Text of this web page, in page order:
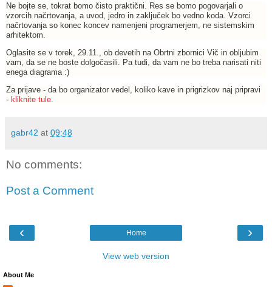
Ne bojte se, tokrat bomo čisto praktični. Res se bomo pogovarjali o
vzorcih načrtovanja, a uvod, jedro in zaključek bo vedno koda. Vzorci
načrtovanja so konec koncev namenjeni programerjem, ne sistemskim
arhitektom.
Oglasite se v torek, 29.11., ob devetih na Obrtni zbornici Vič in obljubim
vam, da se ne boste dolgočasili. Pa tudi, da vam ne bo treba narisati niti
enega diagrama :)
Za prijave - da bo organizator vedel, koliko kave in prigrizkov naj pripravi
- kliknite tule
gabr42 at 09:48
No comments:
Post a Comment
‹ ›
Home
View web version
About Me